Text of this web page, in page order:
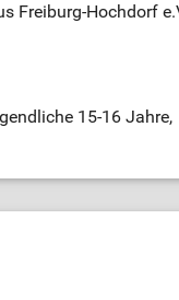
Freiburg-Hochdorf
15-16 Jahre,